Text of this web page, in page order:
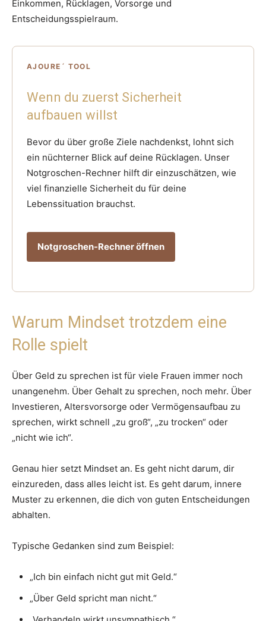
Einkommen, Rücklagen, Vorsorge und
Entscheidungsspielraum.
AJOURE´ TOOL
Wenn du zuerst Sicherheit
aufbauen willst
Bevor du über große Ziele nachdenkst, lohnt sich
ein nüchterner Blick auf deine Rücklagen. Unser
Notgroschen-Rechner hilft dir einzuschätzen, wie
viel finanzielle Sicherheit du für deine
Lebenssituation brauchst.
Notgroschen-Rechner öffnen
Warum Mindset trotzdem eine
Rolle spielt
Über Geld zu sprechen ist für viele Frauen immer noch
unangenehm. Über Gehalt zu sprechen, noch mehr. Über
Investieren, Altersvorsorge oder Vermögensaufbau zu
sprechen, wirkt schnell „zu groß“, „zu trocken“ oder
„nicht wie ich“.
Genau hier setzt Mindset an. Es geht nicht darum, dir
einzureden, dass alles leicht ist. Es geht darum, innere
Muster zu erkennen, die dich von guten Entscheidungen
abhalten.
Typische Gedanken sind zum Beispiel:
„Ich bin einfach nicht gut mit Geld.“
„Über Geld spricht man nicht.“